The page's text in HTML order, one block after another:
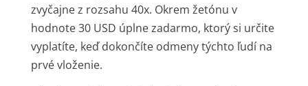
zvyčajne z rozsahu 40x. Okrem žetónu v
hodnote 30 USD úplne zadarmo, ktorý si určite
vyplatíte, keď dokončíte odmeny týchto ľudí na
prvé vloženie.